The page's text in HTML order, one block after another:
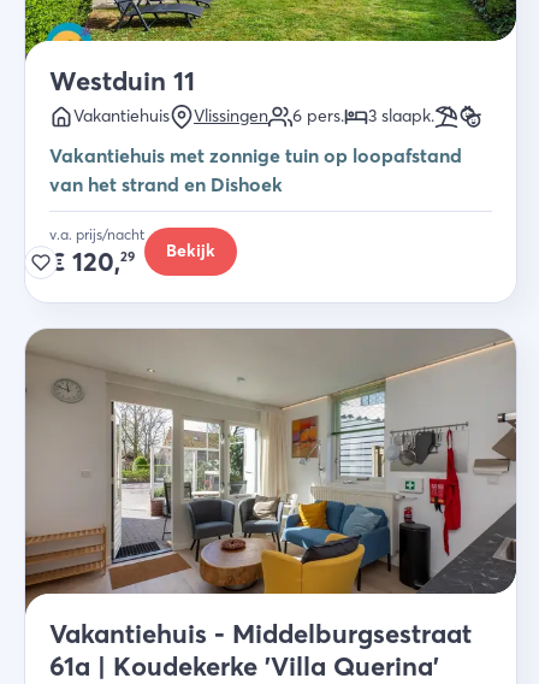
Westduin 11
Vakantiehuis Vlissingen 6 pers. 3 slaapk.
Vakantiehuis met zonnige tuin op loopafstand
van het strand en Dishoek
v.a. prijs/nacht
€ 120,29 Bekijk
Vakantiehuis - Middelburgsestraat
61a | Koudekerke 'Villa Querina'